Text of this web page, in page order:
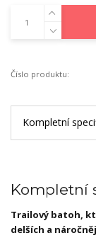
Číslo produktu:
Kompletní
Kompletní
Trailový batoh,
delších a